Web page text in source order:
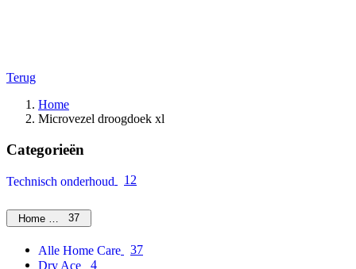
Terug
Home
Microvezel droogdoek xl
Categorieën
Technisch onderhoud 12
Home Care37
Alle Home Care
37
Dry Ace
4